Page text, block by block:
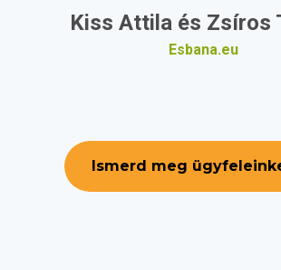
Kiss Attila és Zsíros
Esbana.eu
Ismerd meg